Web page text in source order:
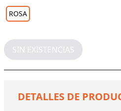
ROSA
SIN EXISTENCIAS
DETALLES DE